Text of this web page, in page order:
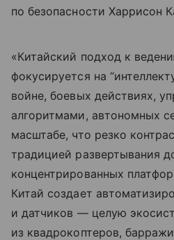
по безопасности Харрисон
«Китайский подход к
фокусируется на
войне, боевых действиях,
алгоритмами, автономных
масштабе, что резко
традицией развертывания
концентрированных
Китай создает
и датчиков — целую
из квадрокоптеров,